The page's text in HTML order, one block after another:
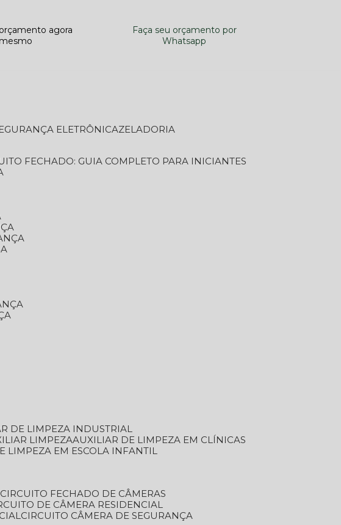
agora
mesmo
Faça seu orçamento por
Whatsapp
SEGURANÇA ELETRÔNICA
ZELADORIA
FECHADO: GUIA COMPLETO PARA INICIANTES
DE LIMPEZA INDUSTRIAL
LIMPEZA
AUXILIAR DE LIMPEZA EM CLÍNICAS
LIMPEZA EM ESCOLA INFANTIL
CIRCUITO FECHADO DE CÂMERAS
DE CÂMERA RESIDENCIAL
CIRCUITO CÂMERA DE SEGURANÇA